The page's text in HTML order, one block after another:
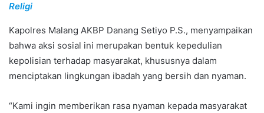
Religi
Kapolres Malang AKBP Danang Setiyo P.S., menyampaikan
bahwa aksi sosial ini merupakan bentuk kepedulian
kepolisian terhadap masyarakat, khususnya dalam
menciptakan lingkungan ibadah yang bersih dan nyaman.
“Kami ingin memberikan rasa nyaman kepada masyarakat